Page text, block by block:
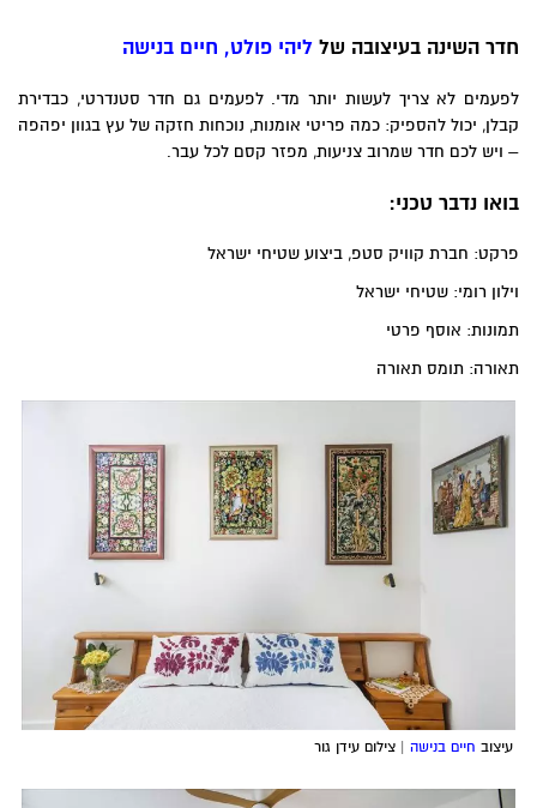
חדר השינה בעיצובה של ליהי פולט, חיים בנישה
לפעמים לא צריך לעשות יותר מדי. לפעמים גם חדר סטנדרטי, כבדירת
קבלן, יכול להספיק: כמה פריטי אומנות, נוכחות חזקה של עץ בגוון יפהפה
– ויש לכם חדר שמרוב צניעות, מפזר קסם לכל עבר.
בואו נדבר טכני:
פרקט: חברת קוויק סטפ, ביצוע שטיחי ישראל
וילון רומי: שטיחי ישראל
תמונות: אוסף פרטי
תאורה: תומס תאורה
עיצוב חיים בנישה | צילום עידן גור